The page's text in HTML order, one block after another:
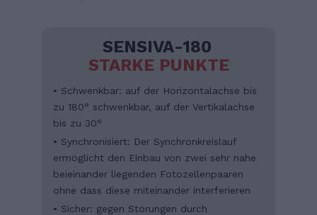
SENSIVA-180
STARKE PUNKTE
• Schwenkbar: auf der Horizontalachse bis
zu 180° schwenkbar, auf der Vertikalachse
bis zu 30°
• Synchronisiert: Der Synchronkreislauf
ermöglicht den Einbau von zwei sehr nahe
beieinander liegenden Fotozellenpaaren
ohne dass diese miteinander interferieren
• Sicher: gegen Störungen durch